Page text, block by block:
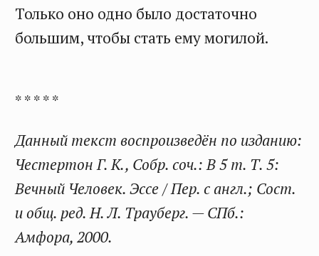
Только оно одно было достаточно
большим, чтобы стать ему могилой.
* * * * *
Данный текст воспроизведён по изданию:
Честертон Г. К., Собр. соч.: В 5 т. Т. 5:
Вечный Человек. Эссе / Пер. с англ.; Сост.
и общ. ред. Н. Л. Трауберг. — СПб.:
Амфора, 2000.